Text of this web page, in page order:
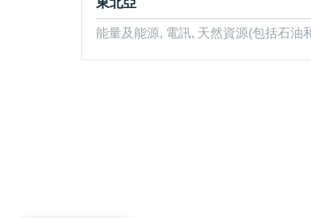
能量及能源, 電訊, 天然資源(包括石油